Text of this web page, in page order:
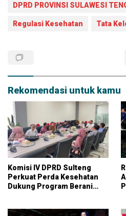
DPRD PROVINSI SULAWESI
Regulasi Kesehatan Tata
Rekomendasi untuk kamu
Komisi IV DPRD Sulteng
Perkuat Perda Kesehatan
Dukung Program Berani